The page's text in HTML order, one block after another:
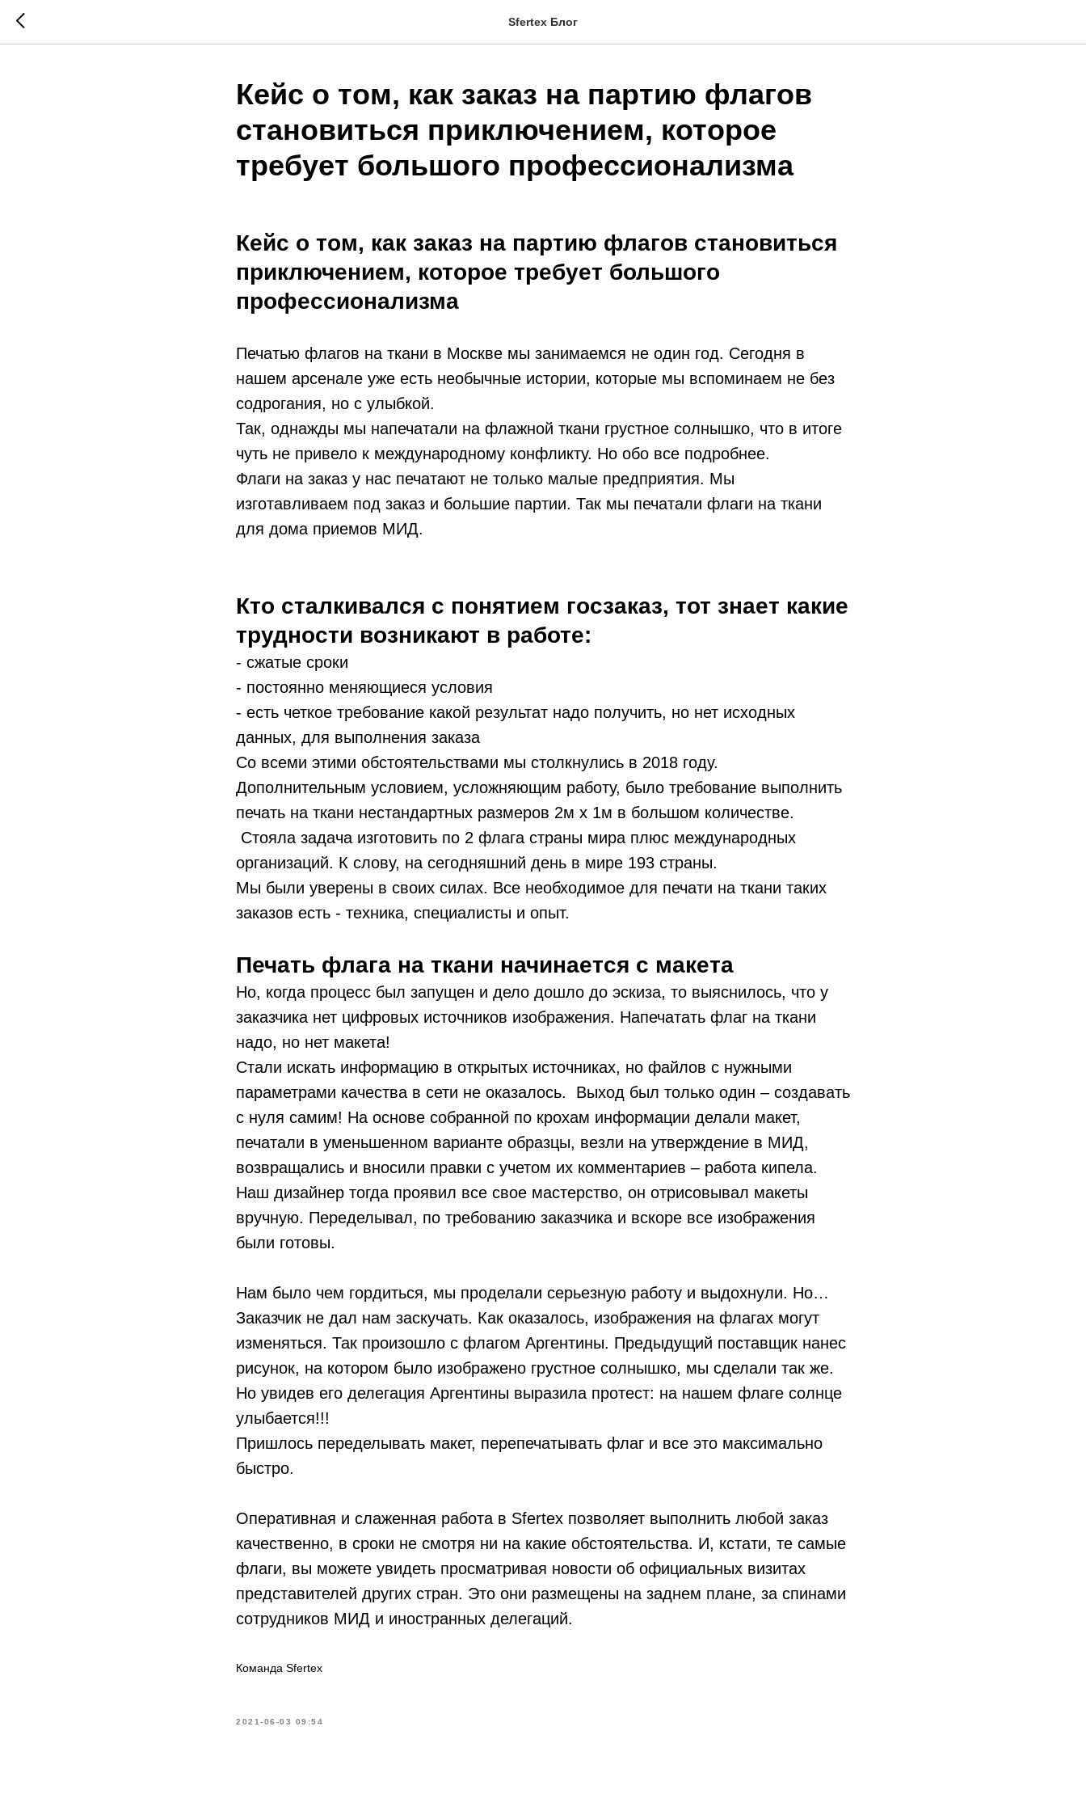
Sfertex Блог
Кейс о том, как заказ на партию флагов
становиться приключением, которое
требует большого профессионализма
Кейс о том, как заказ на партию флагов становиться
приключением, которое требует большого
профессионализма
Печатью флагов на ткани в Москве мы занимаемся не один год. Сегодня в
нашем арсенале уже есть необычные истории, которые мы вспоминаем не без
содрогания, но с улыбкой.
Так, однажды мы напечатали на флажной ткани грустное солнышко, что в итоге
чуть не привело к международному конфликту. Но обо все подробнее.
Флаги на заказ у нас печатают не только малые предприятия. Мы
изготавливаем под заказ и большие партии. Так мы печатали флаги на ткани
для дома приемов МИД.
Кто сталкивался с понятием госзаказ, тот знает какие
трудности возникают в работе:
- сжатые сроки
- постоянно меняющиеся условия
- есть четкое требование какой результат надо получить, но нет исходных
данных, для выполнения заказа
Со всеми этими обстоятельствами мы столкнулись в 2018 году.
Дополнительным условием, усложняющим работу, было требование выполнить
печать на ткани нестандартных размеров 2м х 1м в большом количестве.
Стояла задача изготовить по 2 флага страны мира плюс международных
организаций. К слову, на сегодняшний день в мире 193 страны.
Мы были уверены в своих силах. Все необходимое для печати на ткани таких
заказов есть - техника, специалисты и опыт.
Печать флага на ткани начинается с макета
Но, когда процесс был запущен и дело дошло до эскиза, то выяснилось, что у
заказчика нет цифровых источников изображения. Напечатать флаг на ткани
надо, но нет макета!
Стали искать информацию в открытых источниках, но файлов с нужными
параметрами качества в сети не оказалось. Выход был только один – создавать
с нуля самим! На основе собранной по крохам информации делали макет,
печатали в уменьшенном варианте образцы, везли на утверждение в МИД,
возвращались и вносили правки с учетом их комментариев – работа кипела.
Наш дизайнер тогда проявил все свое мастерство, он отрисовывал макеты
вручную. Переделывал, по требованию заказчика и вскоре все изображения
были готовы.
Нам было чем гордиться, мы проделали серьезную работу и выдохнули. Но…
Заказчик не дал нам заскучать. Как оказалось, изображения на флагах могут
изменяться. Так произошло с флагом Аргентины. Предыдущий поставщик нанес
рисунок, на котором было изображено грустное солнышко, мы сделали так же.
Но увидев его делегация Аргентины выразила протест: на нашем флаге солнце
улыбается!!!
Пришлось переделывать макет, перепечатывать флаг и все это максимально
быстро.
Оперативная и слаженная работа в Sfertex позволяет выполнить любой заказ
качественно, в сроки не смотря ни на какие обстоятельства. И, кстати, те самые
флаги, вы можете увидеть просматривая новости об официальных визитах
представителей других стран. Это они размещены на заднем плане, за спинами
сотрудников МИД и иностранных делегаций.
Команда Sfertex
2021-06-03 09:54